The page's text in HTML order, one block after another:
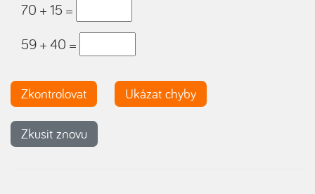
70 + 15 =
59 + 40 =
Zkontrolovat Ukázat chyby
Zkusit znovu